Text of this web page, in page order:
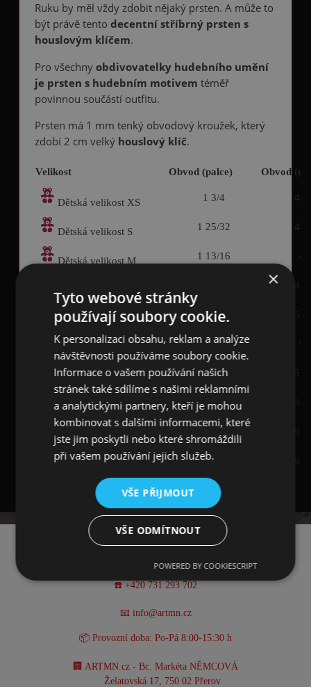
Ruku by měl vždy zdobit nějaký prsten. A může to
být právě tento decentní stříbrný prsten s
houslovým klíčem.
Pro všechnyobdivovatelky hudebního umění
je prsten s hudebním motivem téměř
povinnou součástí outfitu.
Prsten má 1 mm tenký obvodový kroužek, který
zdobí 2 cm velký houslový klíč.
Velikost Obvod (palce) Obvod
Dětská velikost XS 1 3/4
Dětská velikost S 1 25/32
Dětská velikost M 1 13/16 46
Dětská velikost L
Dámská velikost S 2 1/16
Dámská velikost M 2 1/8 54
Dámská velikost L 2 1/4
Pánská velikost S 2 5/16
Pánská velikost M 2 7/16
Pánská velikost L 2 9/16
KONTAKT
☎️ +420 731 293 702
📧 info@artmn.cz
📦 Provozní doba: Po-Pá 8:00-15:30 h
🏢 ARTMN.cz - Bc. Markéta NĚMCOVÁ
Želatovská 17, 750 02 Přerov
×
Tyto webové stránky
používají soubory cookie.
K personalizaci obsahu, reklam a analýze
návštěvnosti používáme soubory cookie.
Informace o vašem používání našich
stránek také sdílíme s našimi reklamními
a analytickými partnery, kteří je mohou
kombinovat s dalšími informacemi, které
jste jim poskytli nebo které shromáždili
při vašem používání jejich služeb.
VŠE PŘIJMOUT
VŠE ODMÍTNOUT
POWERED BY COOKIESCRIPT